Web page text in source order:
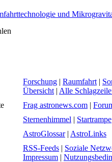
und
Forschung | Raumfahrt |
Übersicht | Alle
Frag astronews.com |
Sternenhimmel | Startrampe
AstroGlossar| AstroLinks
RSS-Feeds | Soziale
Impressum |